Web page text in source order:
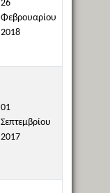
26
Φεβρουαρίου
2018
01
Σεπτεμβρίου
2017